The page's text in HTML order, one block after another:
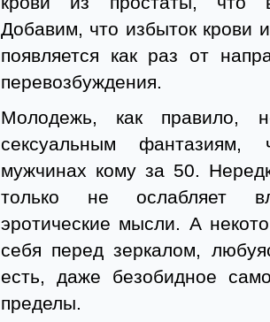
Добавим, что избыток крови
появляется как раз от
перевозбуждения.
Молодежь, как правило,
сексуальным
мужчинах кому за 50.
только не ослабляет
эротические мысли. А
себя перед зеркалом,
есть, даже безобидное
пределы.